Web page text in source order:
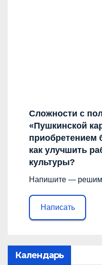
Сложности с
«Пушкинской
приобретением
как улучшить
культуры?
Напишите —
Написать
Календарь